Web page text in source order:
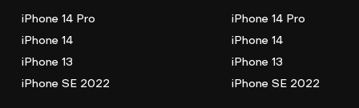
iPhone 14 Pro
iPhone 14
iPhone 13
iPhone SE 2022
iPhone 14 Pro
iPhone 14
iPhone 13
iPhone SE 2022